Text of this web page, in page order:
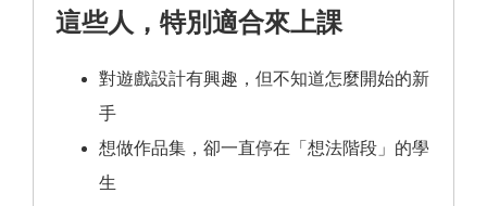
這些人，特別適合來上課
對遊戲設計有興趣，但不知道怎麼開始的新
手
想做作品集，卻一直停在「想法階段」的學
生